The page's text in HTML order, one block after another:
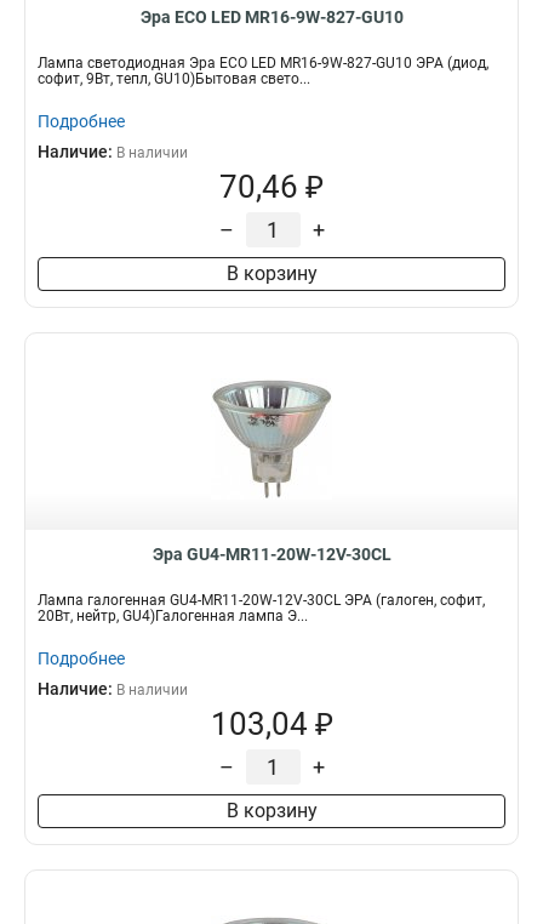
Эра ECO LED MR16-9W-827-GU10
Лампа светодиодная Эра ECO LED MR16-9W-827-GU10 ЭРА (диод,
софит, 9Вт, тепл, GU10)Бытовая свето...
Подробнее
Наличие: В наличии
70,46 ₽
– +
В корзину
Эра GU4-MR11-20W-12V-30CL
Лампа галогенная GU4-MR11-20W-12V-30CL ЭРА (галоген, софит,
20Вт, нейтр, GU4)Галогенная лампа Э...
Подробнее
Наличие: В наличии
103,04 ₽
– +
В корзину